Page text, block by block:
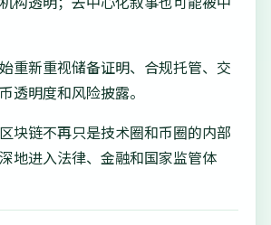
重新重视储备证明、合规托管、交
透明度和风险披露。
块链不再只是技术圈和币圈的内部
地进入法律、金融和国家监管体